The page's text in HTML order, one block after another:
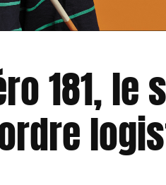
181, le